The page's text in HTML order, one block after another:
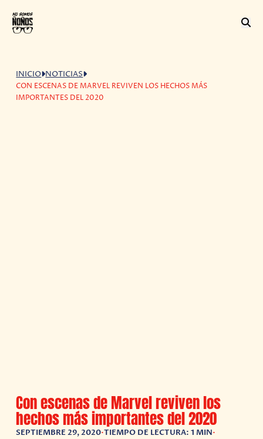
INICIO NOTICIAS
CON ESCENAS DE MARVEL REVIVEN LOS HECHOS MÁS
IMPORTANTES DEL 2020
Con escenas de Marvel reviven los
hechos más importantes del 2020
SEPTIEMBRE 29, 2020•TIEMPO DE LECTURA: 1 MIN•